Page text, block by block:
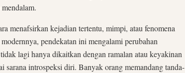
menafsirkan kejadian tertentu, mimpi, atau fenomena
pendekatan ini mengalami perubahan
lagi hanya dikaitkan dengan ramalan atau keyakinan
sarana introspeksi diri. Banyak orang memandang tanda-